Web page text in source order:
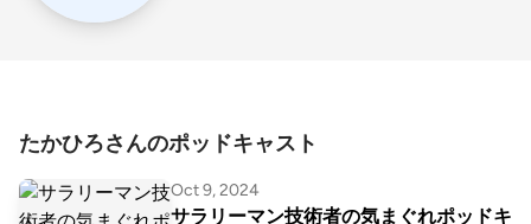
たかひろさんのポッドキャスト
Oct 9, 2024
サラリーマン技術者の気まぐれポッドキ